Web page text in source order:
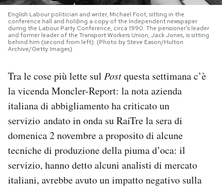
NEWSLETTER
I MIEI PREFERITI
CALENDARIO
AREA PERSONALE
Area Personale
Newsletter
Notifiche mobile
English Labour politician and writer, Michael Foot, sitting in the
conference hall and holding a copy of the Independent newspaper
during the Labour Party Conference, circa 1990. The pensioner's leader
and former leader of the Transport Workers Union, Jack Jones, is sitting
behind him (second from left). (Photo by Steve Eason/Hulton
Archive/Getty Images)
Tra le cose più lette sul Postquesta settimana c’è
la vicenda Moncler-Report: la nota azienda
italiana di abbigliamento ha criticato un
servizio andato in onda su RaiTre la sera di
domenica 2 novembre a proposito di alcune
tecniche di produzione della piuma d’oca: il
servizio, hanno detto alcuni analisti di mercato
italiani, avrebbe avuto un impatto negativo sulla